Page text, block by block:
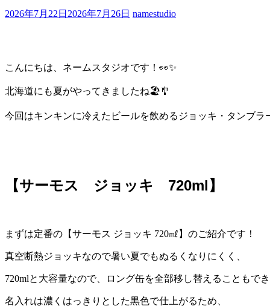
2026年7月22日 2026年7月26日 namestudio
こんにちは、ネームスタジオです！👀✨
北海道にも夏がやってきましたね🏖️🎐
今回はキンキンに冷えたビールを飲めるジョッキ・タンブラ
【サーモス ジョッキ 720ml】
まずは定番の【サーモス ジョッキ 720㎖】のご紹介です！
真空断熱ジョッキなので暑い夏でもぬるくなりにくく、
720mlと大容量なので、ロング缶を全部移し替えることもで
名入れは濃くはっきりとした黒色で仕上がるため、